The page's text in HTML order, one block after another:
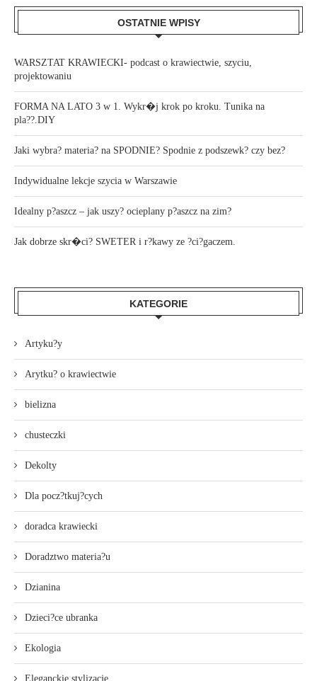
OSTATNIE WPISY
WARSZTAT KRAWIECKI- podcast o krawiectwie, szyciu,
projektowaniu
FORMA NA LATO 3 w 1. Wykr�j krok po kroku. Tunika na
pla??.DIY
Jaki wybra? materia? na SPODNIE? Spodnie z podszewk? czy bez?
Indywidualne lekcje szycia w Warszawie
Idealny p?aszcz – jak uszy? ocieplany p?aszcz na zim?
Jak dobrze skr�ci? SWETER i r?kawy ze ?ci?gaczem.
KATEGORIE
Artyku?y
Arytku? o krawiectwie
bielizna
chusteczki
Dekolty
Dla pocz?tkuj?cych
doradca krawiecki
Doradztwo materia?u
Dzianina
Dzieci?ce ubranka
Ekologia
Eleganckie stylizacje